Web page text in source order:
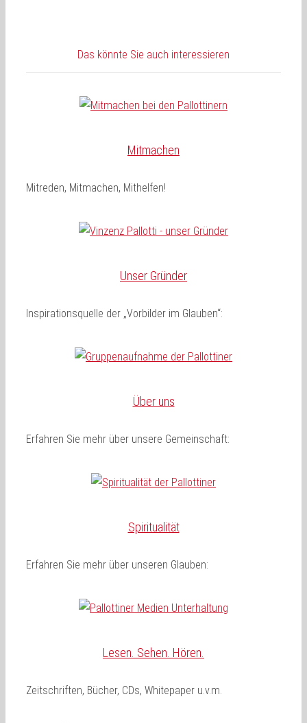
Das könnte Sie auch interessieren
Mitmachen
Mitreden, Mitmachen, Mithelfen!
Unser Gründer
Inspirationsquelle der „Vorbilder im Glauben“:
Über uns
Erfahren Sie mehr über unsere Gemeinschaft:
Spiritualität
Erfahren Sie mehr über unseren Glauben:
Lesen. Sehen. Hören.
Zeitschriften, Bücher, CDs, Whitepaper u.v.m.